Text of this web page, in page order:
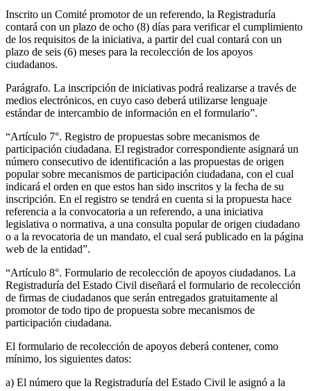
Inscrito un Comité promotor de un referendo, la Registraduría
contará con un plazo de ocho (8) días para verificar el cumplimiento
de los requisitos de la iniciativa, a partir del cual contará con un
plazo de seis (6) meses para la recolección de los apoyos
ciudadanos.
Parágrafo. La inscripción de iniciativas podrá realizarse a través de
medios electrónicos, en cuyo caso deberá utilizarse lenguaje
estándar de intercambio de información en el formulario”.
“Artículo 7°. Registro de propuestas sobre mecanismos de
participación ciudadana. El registrador correspondiente asignará un
número consecutivo de identificación a las propuestas de origen
popular sobre mecanismos de participación ciudadana, con el cual
indicará el orden en que estos han sido inscritos y la fecha de su
inscripción. En el registro se tendrá en cuenta si la propuesta hace
referencia a la convocatoria a un referendo, a una iniciativa
legislativa o normativa, a una consulta popular de origen ciudadano
o a la revocatoria de un mandato, el cual será publicado en la página
web de la entidad”.
“Artículo 8°. Formulario de recolección de apoyos ciudadanos. La
Registraduría del Estado Civil diseñará el formulario de recolección
de firmas de ciudadanos que serán entregados gratuitamente al
promotor de todo tipo de propuesta sobre mecanismos de
participación ciudadana.
El formulario de recolección de apoyos deberá contener, como
mínimo, los siguientes datos:
a) El número que la Registraduría del Estado Civil le asignó a la